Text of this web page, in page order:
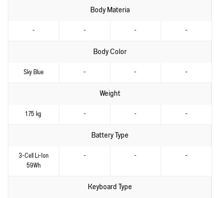
Body Materia
- - - -
Body Color
Sky Blue - - -
Weight
1.75 kg - - -
Battery Type
3-Cell Li-Ion
59Wh
- - -
Keyboard Type